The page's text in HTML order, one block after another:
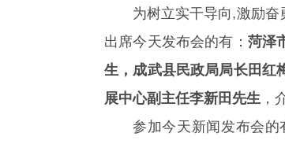
为树立实干导向,激励
出席今天发布会的有： 菏泽
生，成武县民政局局长田红
展中心副主任李新田先生 ，
参加今天新闻发布会